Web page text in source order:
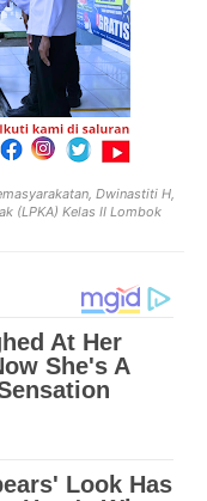
Dwinastiti H,
(LPKA) Kelas II Lombok